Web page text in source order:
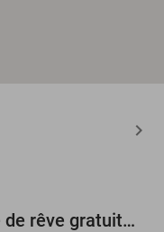
Tentez de gagner un voyage de rêve gratuit d'une valeur de 3.000 € !